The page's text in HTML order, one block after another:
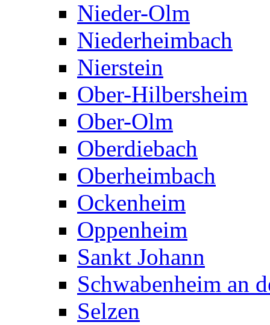
Nieder-Olm
Niederheimbach
Nierstein
Ober-Hilbersheim
Ober-Olm
Oberdiebach
Oberheimbach
Ockenheim
Oppenheim
Sankt Johann
Schwabenheim an
Selzen